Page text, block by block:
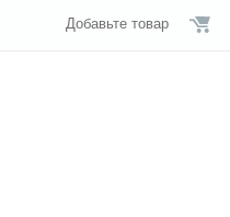
Добавьте товар